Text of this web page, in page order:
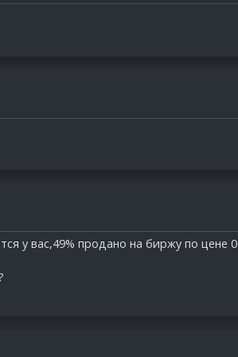
у вас,49% продано на биржу по цене 0